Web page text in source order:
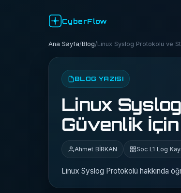
CyberFlow
Ana Sayfa/Blog/Linux Syslog Protokolü ve
BLOG YAZISI
Linux
Güvenlik
Ahmet BİRKAN Soc L1 Log
Linux Syslog Protokolü hakkında